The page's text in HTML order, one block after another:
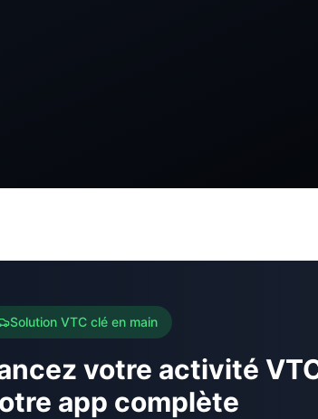
Solution VTC clé en main
votre activité
app complète